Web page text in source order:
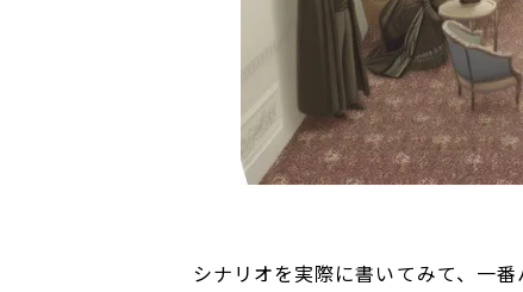
シナリオを実際に書いてみて、一